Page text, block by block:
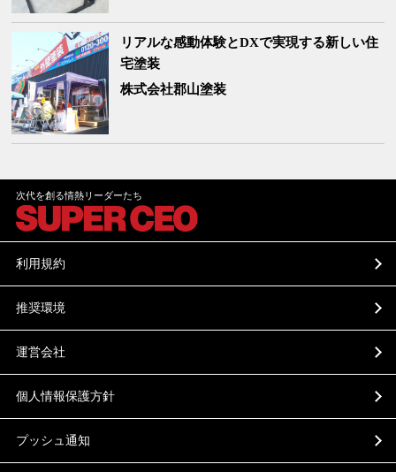
リアルな感動体験とDXで実現する新しい住
宅塗装
株式会社郡山塗装
次代を創る情熱リーダーたち
利用規約
推奨環境
運営会社
個人情報保護方針
プッシュ通知